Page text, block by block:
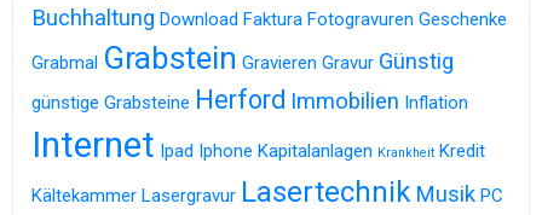
Buchhaltung Download Faktura Fotogravuren Geschenke
Grabmal Grabstein Gravieren Gravur Günstig
günstige Grabsteine Herford Immobilien Inflation
Internet Ipad Iphone Kapitalanlagen Krankheit Kredit
Kältekammer Lasergravur Lasertechnik Musik PC